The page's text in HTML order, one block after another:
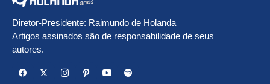
Diretor-Presidente: Raimundo de Holanda
Artigos assinados são de responsabilidade de seus
autores.